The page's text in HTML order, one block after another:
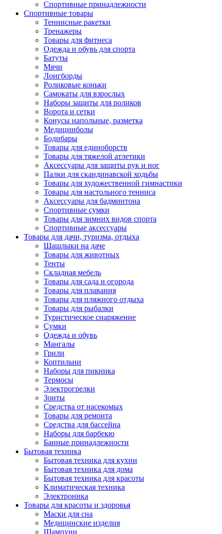
Спортивные принадлежности
Спортивные товары
Теннисные ракетки
Тренажеры
Товары для фитнеса
Одежда и обувь для спорта
Батуты
Мячи
Лонгборды
Роликовые коньки
Самокаты для взрослых
Наборы защиты для роликов
Ворота и сетки
Конусы напольные, разметка
Медицинболы
Бодибары
Товары для единоборств
Товары для тяжелой атлетики
Аксессуары для защиты рук и ног
Палки для скандинавской ходьбы
Товары для художественной гимнастики
Товары для настольного тенниса
Аксессуары для бадминтона
Спортивные сумки
Товары для зимних видов спорта
Спортивные аксессуары
Товары для дачи, туризма, отдыха
Шашлыки на даче
Товары для животных
Тенты
Складная мебель
Товары для сада и огорода
Товары для плавания
Товары для пляжного отдыха
Товары для рыбалки
Туристическое снаряжение
Сумки
Одежда и обувь
Мангалы
Грили
Коптильни
Наборы для пикника
Термосы
Электрогрелки
Зонты
Средства от насекомых
Товары для ремонта
Средства для бассейна
Наборы для барбекю
Банные принадлежности
Бытовая техника
Бытовая техника для кухни
Бытовая техника для дома
Бытовая техника для красоты
Климатическая техника
Электроника
Товары для красоты и здоровья
Маски для сна
Медицинские изделия
Шампуни